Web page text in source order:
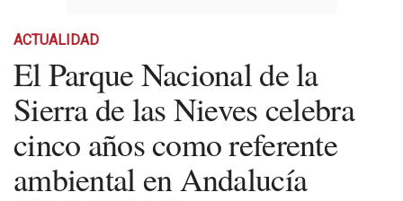
ACTUALIDAD
El Parque Nacional de la
Sierra de las Nieves celebra
cinco años como referente
ambiental en Andalucía